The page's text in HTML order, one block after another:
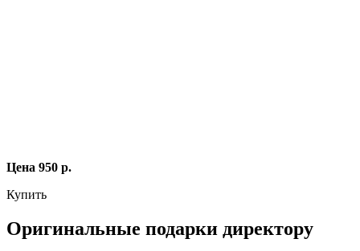
Цена 950 р.
Купить
Оригинальные подарки директору